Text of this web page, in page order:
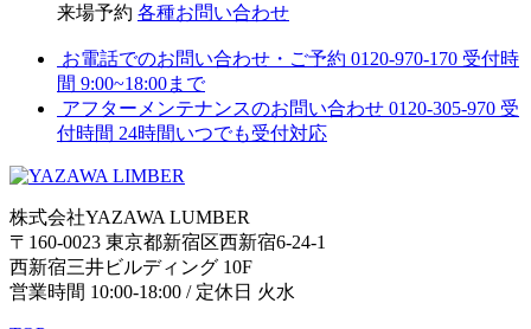
来場予約 各種お問い合わせ
お電話でのお問い合わせ・ご予約 0120-970-170 受付時
間 9:00~18:00まで
アフターメンテナンスのお問い合わせ 0120-305-970 受
付時間 24時間いつでも受付対応
株式会社YAZAWA LUMBER
〒160-0023 東京都新宿区西新宿6-24-1
西新宿三井ビルディング 10F
営業時間 10:00-18:00 / 定休日 火水